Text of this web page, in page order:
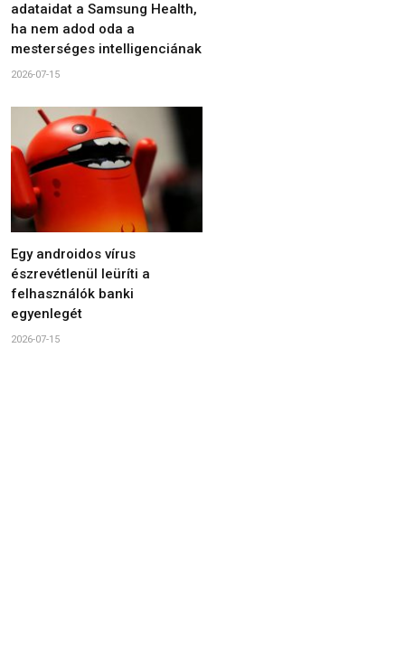
adataidat a Samsung Health,
ha nem adod oda a
mesterséges intelligenciának
2026-07-15
Egy androidos vírus
észrevétlenül leüríti a
felhasználók banki
egyenlegét
2026-07-15